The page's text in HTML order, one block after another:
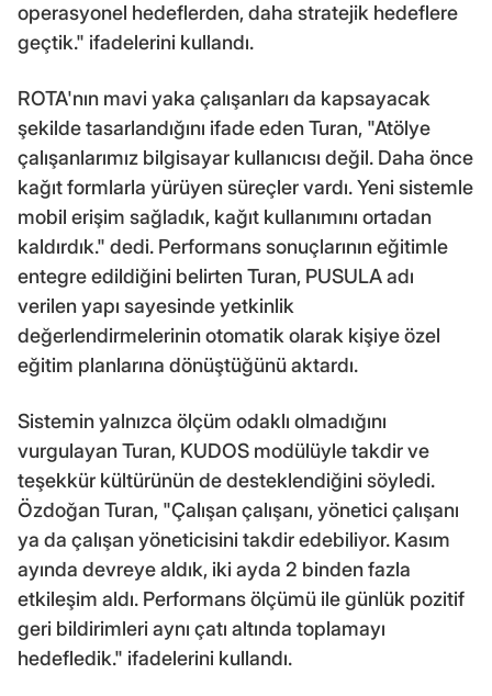
operasyonel hedeflerden, daha stratejik hedeflere
geçtik." ifadelerini kullandı.
ROTA'nın mavi yaka çalışanları da kapsayacak
şekilde tasarlandığını ifade eden Turan, "Atölye
çalışanlarımız bilgisayar kullanıcısı değil. Daha önce
kağıt formlarla yürüyen süreçler vardı. Yeni sistemle
mobil erişim sağladık, kağıt kullanımını ortadan
kaldırdık." dedi. Performans sonuçlarının eğitimle
entegre edildiğini belirten Turan, PUSULA adı
verilen yapı sayesinde yetkinlik
değerlendirmelerinin otomatik olarak kişiye özel
eğitim planlarına dönüştüğünü aktardı.
Sistemin yalnızca ölçüm odaklı olmadığını
vurgulayan Turan, KUDOS modülüyle takdir ve
teşekkür kültürünün de desteklendiğini söyledi.
Özdoğan Turan, "Çalışan çalışanı, yönetici çalışanı
ya da çalışan yöneticisini takdir edebiliyor. Kasım
ayında devreye aldık, iki ayda 2 binden fazla
etkileşim aldı. Performans ölçümü ile günlük pozitif
geri bildirimleri aynı çatı altında toplamayı
hedefledik." ifadelerini kullandı.